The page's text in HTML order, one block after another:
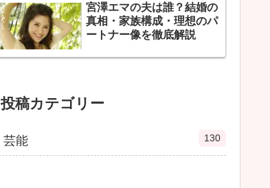
宮澤エマの夫は誰？結婚の
真相・家族構成・理想のパ
ートナー像を徹底解説
投稿カテゴリー
芸能 130